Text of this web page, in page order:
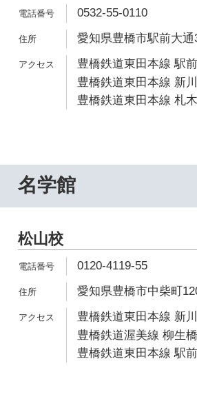
0532-55-0110
愛知県豊橋市駅前大通
豊橋鉄道東田本線 駅
豊橋鉄道東田本線 新
豊橋鉄道東田本線 札
名学館
松山校
0120-4119-55
愛知県豊橋市中柴町
豊橋鉄道東田本線 新
豊橋鉄道渥美線 柳生
豊橋鉄道東田本線 駅